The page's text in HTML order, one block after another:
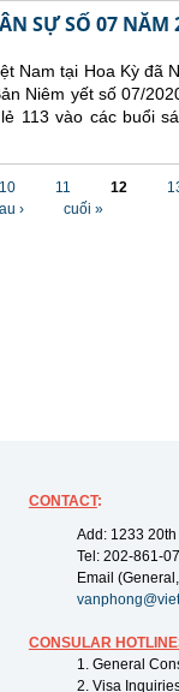
SỰ SỐ 07 NĂM
Nam tại Hoa Kỳ đã
Niêm yết số 07/
113 vào các buổi
10 11 12
›
cuối »
CONTACT:
Add: 1233
Tel: 202-861-
Email
CONSULAR
1. General
2. Visa